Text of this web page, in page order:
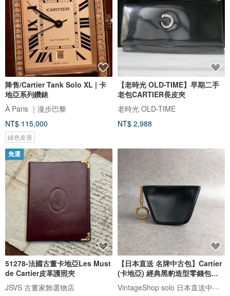
降售/Cartier Tank Solo XL | 卡
地亞系列鑽錶
À Paris ｜漫步巴黎
NT$ 115,000
綠色友善
【老時光 OLD-TIME】早期二手
老包CARTIER長皮夾
老時光 OLD-TIME
NT$ 2,988
免運
51278-法國古董卡地亞Les Must
de Cartier皮革護照夾
JSVS 古董家飾選物店
【日本直送 名牌中古包】Cartier
(卡地亞) 經典黑豹造型零錢包，
精緻皮革，經典復古風 ver74j VintageShop solo 日本直送中古包專賣店